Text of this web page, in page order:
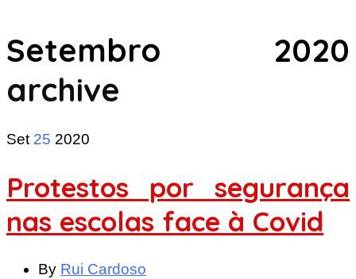
Setembro 2020
archive
Set 25 2020
Protestos por segurança
nas escolas face à Covid
By Rui Cardoso